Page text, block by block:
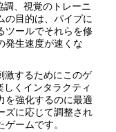
調、視覚のトレーニ
の目的は、パイプに
ツールでそれらを修
発生速度が速くな
激するためにこのゲ
くインタラクティ
を強化するのに最適
ズに応じて調整され
ームです。